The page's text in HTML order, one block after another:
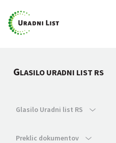
GLASILO URADNI LIST RS
Glasilo Uradni list RS
Preklic dokumentov